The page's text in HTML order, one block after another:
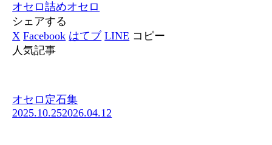
オセロ詰めオセロ
シェアする
X Facebook はてブ LINE コピー
人気記事
オセロ定石集
2025.10.252026.04.12